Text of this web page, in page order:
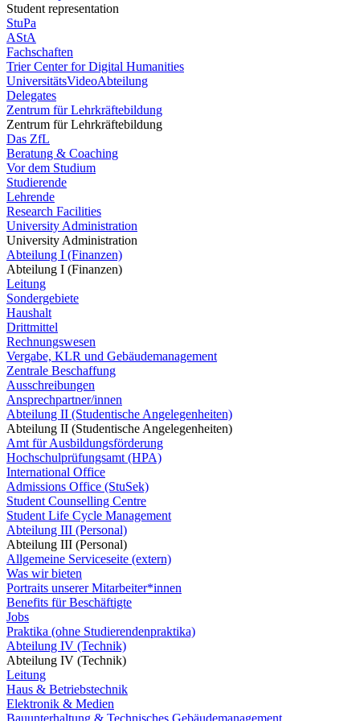
Student representation
StuPa
AStA
Fachschaften
Trier Center for Digital Humanities
UniversitätsVideoAbteilung
Delegates
Zentrum für Lehrkräftebildung
Zentrum für Lehrkräftebildung
Das ZfL
Beratung & Coaching
Vor dem Studium
Studierende
Lehrende
Research Facilities
University Administration
University Administration
Abteilung I (Finanzen)
Abteilung I (Finanzen)
Leitung
Sondergebiete
Haushalt
Drittmittel
Rechnungswesen
Vergabe, KLR und Gebäudemanagement
Zentrale Beschaffung
Ausschreibungen
Ansprechpartner/innen
Abteilung II (Studentische Angelegenheiten)
Abteilung II (Studentische Angelegenheiten)
Amt für Ausbildungsförderung
Hochschulprüfungsamt (HPA)
International Office
Admissions Office (StuSek)
Student Counselling Centre
Student Life Cycle Management
Abteilung III (Personal)
Abteilung III (Personal)
Allgemeine Serviceseite (extern)
Was wir bieten
Portraits unserer Mitarbeiter*innen
Benefits für Beschäftigte
Jobs
Praktika (ohne Studierendenpraktika)
Abteilung IV (Technik)
Abteilung IV (Technik)
Leitung
Haus & Betriebstechnik
Elektronik & Medien
Bauunterhaltung & Technisches Gebäudemanagement